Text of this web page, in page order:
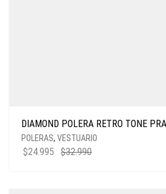
DIAMOND POLERA RETRO TONE
POLERAS, VESTUARIO
$32.990
$24.995